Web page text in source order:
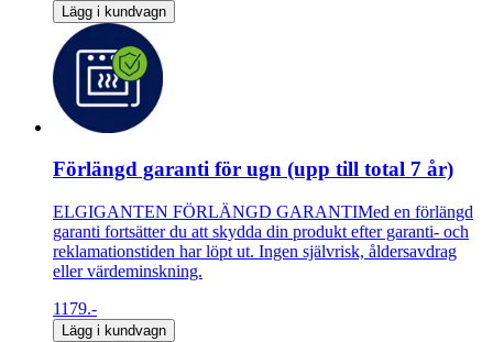
Lägg i kundvagn
Förlängd garanti för ugn (upp till total 7 år)
ELGIGANTEN FÖRLÄNGD GARANTIMed en förlängd
garanti fortsätter du att skydda din produkt efter garanti- och
reklamationstiden har löpt ut. Ingen självrisk, åldersavdrag
eller värdeminskning.
1179.-
Lägg i kundvagn